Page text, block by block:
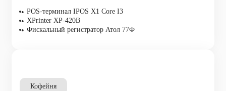
POS-терминал IPOS X1 Core I3
XPrinter XP-420B
Фискальный регистратор Атол 77Ф
Кофейня